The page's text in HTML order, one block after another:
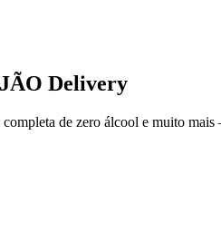
Delivery
de zero álcool e muito